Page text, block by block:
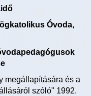
Óvoda,
megállapítására és a
szóló" 1992.